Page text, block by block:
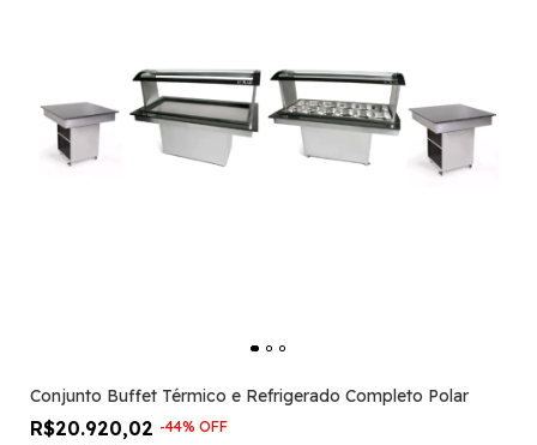
Conjunto Buffet Térmico e Refrigerado Completo Polar
R$20.920,02 -44% OFF